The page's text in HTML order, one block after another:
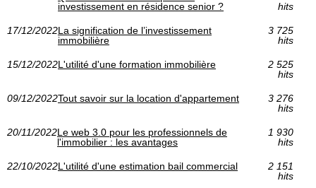
investissement en résidence senior ?
hits
17/12/2022La signification de l’investissement
immobilière
3 725
hits
15/12/2022L'utilité d'une formation immobilière
2 525
hits
09/12/2022Tout savoir sur la location d'appartement
3 276
hits
20/11/2022Le web 3.0 pour les professionnels de
l'immobilier : les avantages
1 930
hits
22/10/2022L'utilité d'une estimation bail commercial
2 151
hits